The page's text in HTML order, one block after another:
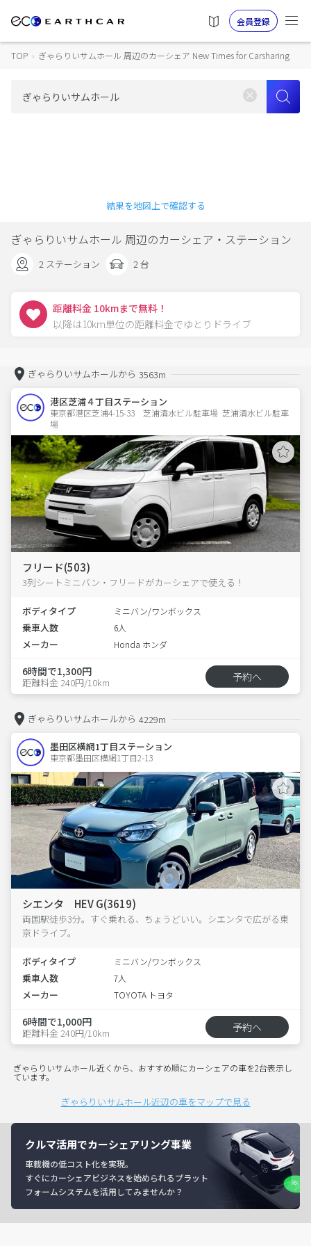
会員登録
TOP › ぎゃらりいサムホール 周辺のカーシェア New Times for Carsharing
結果を地図上で確認する
ぎゃらりいサムホール 周辺のカーシェア・ステーション
2 ステーション 2 台
距離料金 10kmまで無料！
以降は10km単位の距離料金でゆとりドライブ
ぎゃらりいサムホールから 3563m
港区芝浦４丁目ステーション
東京都港区芝浦4-15-33　芝浦清水ビル駐車場  芝浦清水ビル駐車
場
フリード(503)
3列シートミニバン・フリードがカーシェアで使える！
ボディタイプ ミニバン/ワンボックス
乗車人数 6人
メーカー Honda ホンダ
6時間で1,300円
距離料金 240円/10km 予約へ
ぎゃらりいサムホールから 4229m
墨田区横網1丁目ステーション
東京都墨田区横網1丁目2-13
シエンタ HEV G(3619)
両国駅徒歩3分。すぐ乗れる、ちょうどいい。シエンタで広がる東
京ドライブ。
ボディタイプ ミニバン/ワンボックス
乗車人数 7人
メーカー TOYOTA トヨタ
6時間で1,000円
距離料金 240円/10km 予約へ
ぎゃらりいサムホール近くから、おすすめ順にカーシェアの車を2台表示し
ています。
ぎゃらりいサムホール近辺の車をマップで見る
クルマ活用でカーシェアリング事業
車載機の低コスト化を実現。
すぐにカーシェアビジネスを始められるプラット
フォームシステムを活用してみませんか？